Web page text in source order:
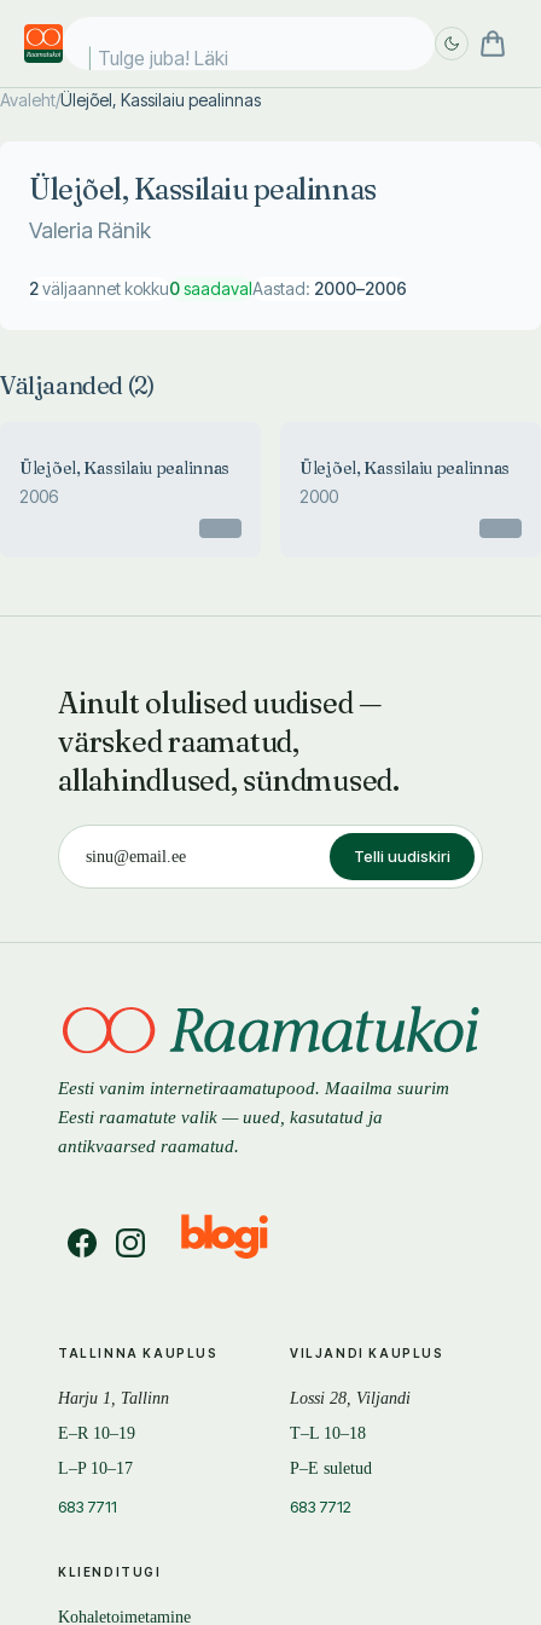
Tulge juba! Läki ko
Avaleht/Ülejõel, Kassilaiu pealinnas
Ülejõel, Kassilaiu pealinnas
Valeria Ränik
2väljaannet kokku0saadavalAastad: 2000–2006
Väljaanded (2)
Ülejõel, Kassilaiu pealinnas
2006
Ülejõel, Kassilaiu pealinnas
2000
Ainult olulised uudised —
värsked raamatud,
allahindlused, sündmused.
Telli uudiskiri
Eesti vanim internetiraamatupood. Maailma suurim
Eesti raamatute valik — uued, kasutatud ja
antikvaarsed raamatud.
KLIENDITUGI
Kohaletoimetamine
TALLINNA KAUPLUS
Harju 1, Tallinn
E–R 10–19
L–P 10–17
683 7711
VILJANDI KAUPLUS
Lossi 28, Viljandi
T–L 10–18
P–E suletud
683 7712